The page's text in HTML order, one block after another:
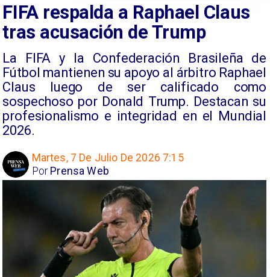
FIFA respalda a Raphael Claus
tras acusación de Trump
La FIFA y la Confederación Brasileña de
Fútbol mantienen su apoyo al árbitro Raphael
Claus luego de ser calificado como
sospechoso por Donald Trump. Destacan su
profesionalismo e integridad en el Mundial
2026.
Martes, 7 De Julio De 2026 7:15
Prensa Web
Por